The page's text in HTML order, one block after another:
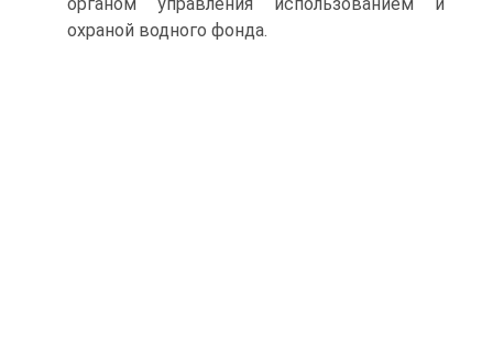
охраной водного фонда.